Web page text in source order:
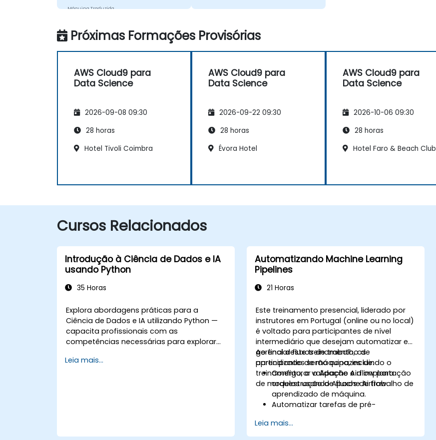
Máquina Traduzida
Próximas Formações Provisórias
AWS Cloud9 para
Data Science
2026-09-08 09:30
28 horas
Hotel Tivoli Coimbra
AWS Cloud9 para
Data Science
2026-09-22 09:30
28 horas
Évora Hotel
AWS Cloud9 para
Data Science
2026-10-06 09:30
28 horas
Hotel Faro & Beach Club
Cursos Relacionados
Introdução à Ciência de Dados e IA
usando Python
35 Horas
Explora abordagens práticas para a
Ciência de Dados e IA utilizando Python —
capacita profissionais com as
competências necessárias para explorar
learning e implementar aplicações de IA
impulsionada por dados; Ideal para
Leia mais...
Automatizando Machine Learning
Pipelines
21 Horas
Este treinamento presencial, liderado por
instrutores em Portugal (online ou no local)
é voltado para participantes de nível
intermediário que desejam automatizar e
gerenciar fluxos de trabalho de
aprendizado de máquina, incluindo o
treinamento, a validação e a implantação
de modelos usando Apache Airflow.
Ao final deste treinamento, os
participantes serão capazes de:
Configurar o Apache Airflow para
orquestração de fluxos de trabalho de
aprendizado de máquina.
Automatizar tarefas de pré-
treinamento e validação de modelos.
Integrar o Airflow com frameworks e
Leia mais...